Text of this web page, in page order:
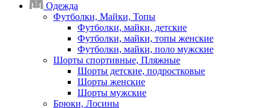
Одежда
Футболки, Майки, Топы
Футболки, майки, детские
Футболки, майки, топы женские
Футболки, майки, поло мужские
Шорты спортивные, Пляжные
Шорты детские, подростковые
Шорты женские
Шорты мужские
Брюки, Лосины